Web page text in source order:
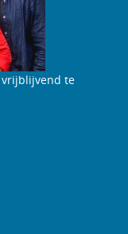
vrijblijvend te